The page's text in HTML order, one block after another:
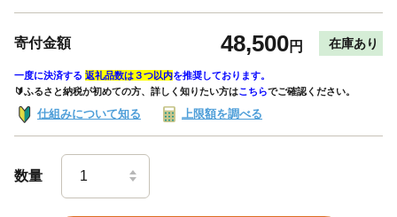
寄付金額 48,500円 在庫あり
一度に決済する 返礼品数は３つ以内を推奨しております。
🔰ふるさと納税が初めての方、詳しく知りたい方はこちらでご確認ください。
仕組みについて知る 上限額を調べる
数量